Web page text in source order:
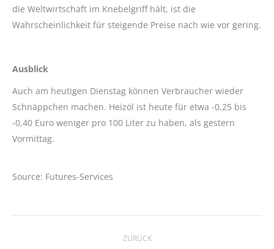
die Weltwirtschaft im Knebelgriff hält, ist die
Wahrscheinlichkeit für steigende Preise nach wie vor gering.
Ausblick
Auch am heutigen Dienstag können Verbraucher wieder
Schnäppchen machen. Heizöl ist heute für etwa -0,25 bis
-0,40 Euro weniger pro 100 Liter zu haben, als gestern
Vormittag.
Source: Futures-Services
Kommentarnavigation
ZURÜCK